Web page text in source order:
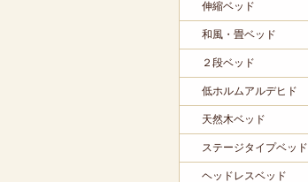
伸縮ベッド
和風・畳ベッド
２段ベッド
低ホルムアルデヒド
天然木ベッド
ステージタイプベッド
ヘッドレスベッド